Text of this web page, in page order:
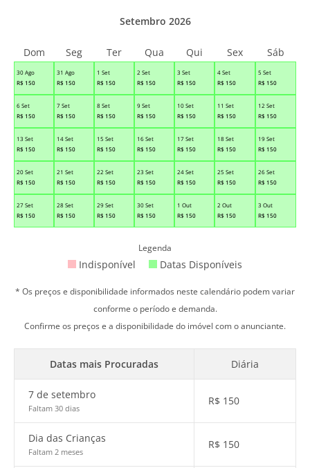
30 Ago
R$ 150
31 Ago
R$ 150
1 Set
R$ 150
2 Set
R$ 150
3 Set
R$ 150
4 Set
R$ 150
5 Set
R$ 150
6 Set
R$ 150
7 Set
R$ 150
8 Set
R$ 150
9 Set
R$ 150
10 Set
R$ 150
11 Set
R$ 150
12 Set
R$ 150
13 Set
R$ 150
14 Set
R$ 150
15 Set
R$ 150
16 Set
R$ 150
17 Set
R$ 150
18 Set
R$ 150
19 Set
R$ 150
20 Set
R$ 150
21 Set
R$ 150
22 Set
R$ 150
23 Set
R$ 150
24 Set
R$ 150
25 Set
R$ 150
26 Set
R$ 150
27 Set
R$ 150
28 Set
R$ 150
29 Set
R$ 150
30 Set
R$ 150
1 Out
R$ 150
2 Out
R$ 150
3 Out
R$ 150
Setembro 2026
Dom Seg Ter Qua Qui Sex Sáb
Legenda
Indisponível Datas Disponíveis
* Os preços e disponibilidade informados neste calendário podem variar
conforme o período e demanda.
Confirme os preços e a disponibilidade do imóvel com o anunciante.
Datas mais Procuradas Diária
7 de setembro
Faltam 30 dias
R$ 150
Dia das Crianças
Faltam 2 meses
R$ 150